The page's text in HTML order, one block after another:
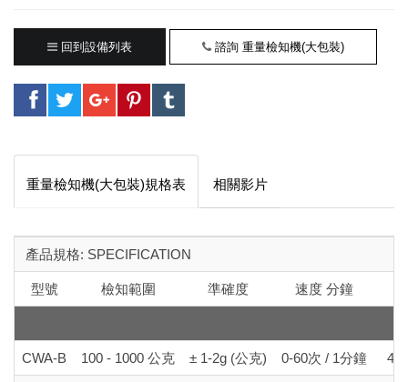
回到設備列表 諮詢 重量檢知機(大包裝)
重量檢知機(大包裝)規格表 相關影片
產品規格: SPECIFICATION
型號 檢知範圍 準確度 速度 分鐘
CWA-B 100 - 1000 公克 ± 1-2g (公克) 0-60次 / 1分鐘